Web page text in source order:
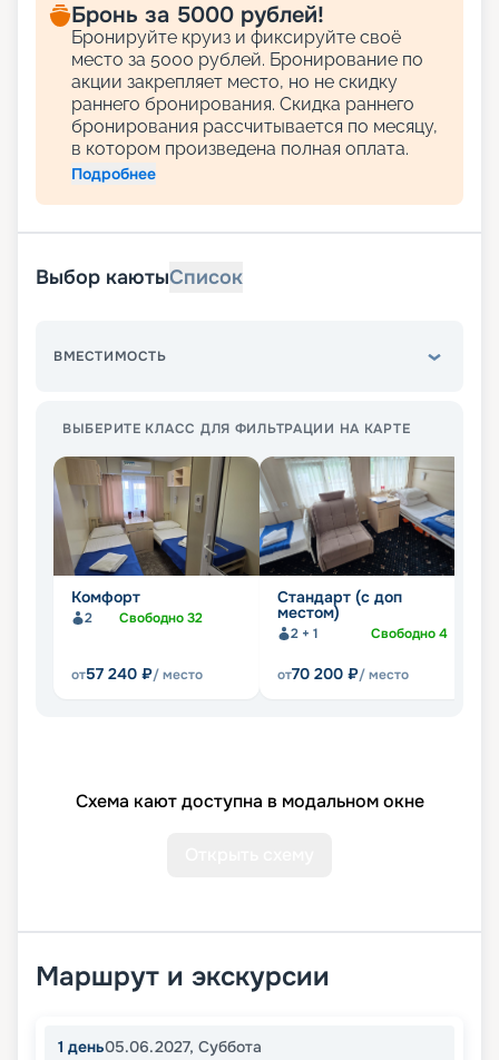
Бронь за 5000 рублей!
Бронируйте круиз и фиксируйте своё
место за 5000 рублей. Бронирование по
акции закрепляет место, но не скидку
раннего бронирования. Скидка раннего
бронирования рассчитывается по месяцу,
в котором произведена полная оплата.
Подробнее
Выбор каютыСписок
ВМЕСТИМОСТЬ
ВЫБЕРИТЕ КЛАСС ДЛЯ ФИЛЬТРАЦИИ НА КАРТЕ
Комфорт
2 Свободно32
от57 240 ₽/ место
Стандарт (с доп
местом)
2 + 1 Свободно4
от70 200 ₽/ место
Схема кают доступна в модальном окне
Маршрут и экскурсии
1 день05.06.2027, Суббота